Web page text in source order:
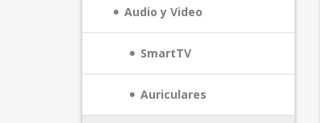
Audio y Video
SmartTV
Auriculares